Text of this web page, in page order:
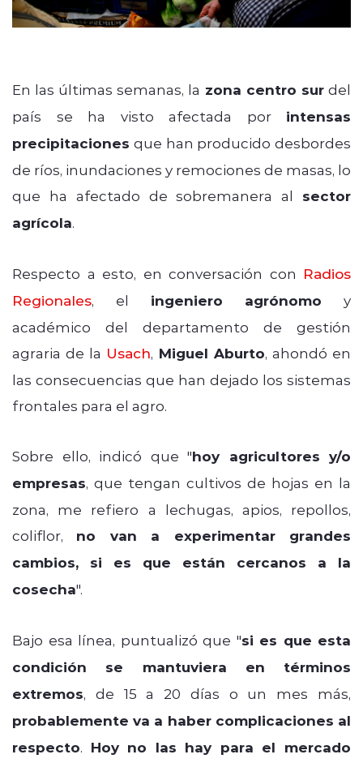
En las últimas semanas, la zona centro sur del
país se ha visto afectada por intensas
precipitaciones que han producido desbordes
de ríos, inundaciones y remociones de masas, lo
que ha afectado de sobremanera al sector
agrícola.
Respecto a esto, en conversación con Radios
Regionales, el ingeniero agrónomo y
académico del departamento de gestión
agraria de la Usach, Miguel Aburto, ahondó en
las consecuencias que han dejado los sistemas
frontales para el agro.
Sobre ello, indicó que "hoy agricultores y/o
empresas, que tengan cultivos de hojas en la
zona, me refiero a lechugas, apios, repollos,
coliflor, no van a experimentar grandes
cambios, si es que están cercanos a la
cosecha".
Bajo esa línea, puntualizó que "si es que esta
condición se mantuviera en términos
extremos, de 15 a 20 días o un mes más,
probablemente va a haber complicaciones al
respecto. Hoy no las hay para el mercado